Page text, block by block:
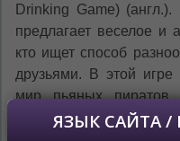
Drinking Game) (англ.).
предлагает веселое и
кто ищет способ
друзьями. В этой игре
мир пьяных пиратов
полных опасностей